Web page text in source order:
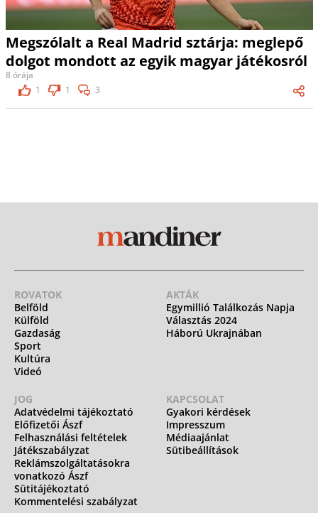
Megszólalt a Real Madrid sztárja: meglepő
dolgot mondott az egyik magyar játékosról
8 órája
1
1 3
ROVATOK
Belföld
Külföld
Gazdaság
Sport
Kultúra
Videó
AKTÁK
Egymillió Találkozás Napja
Választás 2024
Háború Ukrajnában
JOG
Adatvédelmi tájékoztató
Előfizetői Ászf
Felhasználási feltételek
Játékszabályzat
Reklámszolgáltatásokra
vonatkozó Ászf
Sütitájékoztató
Kommentelési szabályzat
KAPCSOLAT
Gyakori kérdések
Impresszum
Médiaajánlat
Sütibeállítások